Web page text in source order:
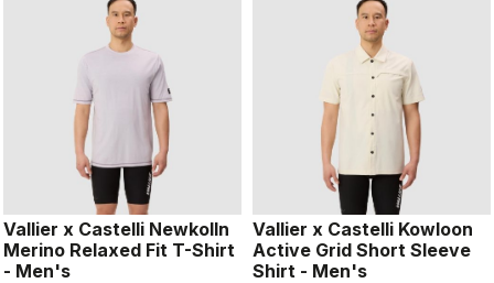
Vallier x Castelli Newkolln
Merino Relaxed Fit T-Shirt
- Men's
Vallier x Castelli Kowloon
Active Grid Short Sleeve
Shirt - Men's